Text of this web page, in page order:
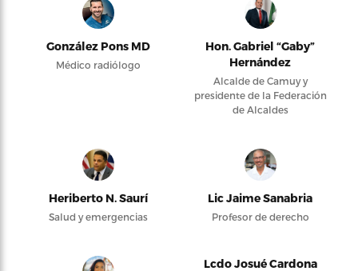
González Pons MD
Médico radiólogo
Hon. Gabriel “Gaby”
Hernández
Alcalde de Camuy y
presidente de la Federación
de Alcaldes
Heriberto N. Saurí
Salud y emergencias
Lic Jaime Sanabria
Profesor de derecho
Lcdo Josué Cardona